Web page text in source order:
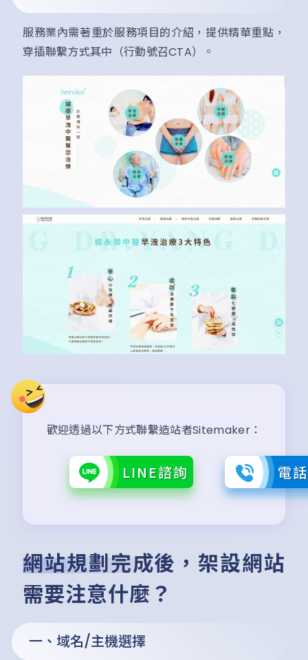
服務業內需著重於服務項目的介紹，提供精華重點，
穿插聯繫方式其中（行動號召CTA）。
歡迎透過以下方式聯繫造站者Sitemaker：
LINE諮詢 電
網站規劃完成後，架設網站
需要注意什麼？
一、域名/主機選擇